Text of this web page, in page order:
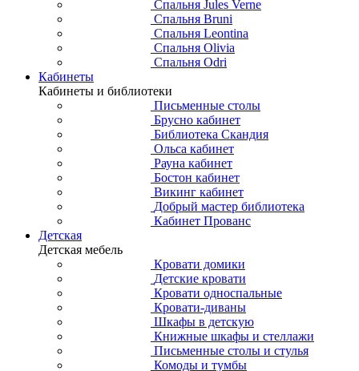
Спальня Jules Verne
Спальня Bruni
Спальня Leontina
Спальня Olivia
Спальня Odri
Кабинеты
Кабинеты и библиотеки
Письменные столы
Брусно кабинет
Библиотека Скандия
Ольса кабинет
Рауна кабинет
Бостон кабинет
Викинг кабинет
Добрый мастер библиотека
Кабинет Прованс
Детская
Детская мебель
Кровати домики
Детские кровати
Кровати односпальные
Кровати-диваны
Шкафы в детскую
Книжные шкафы и стеллажи
Письменные столы и стулья
Комоды и тумбы